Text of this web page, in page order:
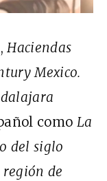
Haciendas
Mexico.
como La
del siglo
de